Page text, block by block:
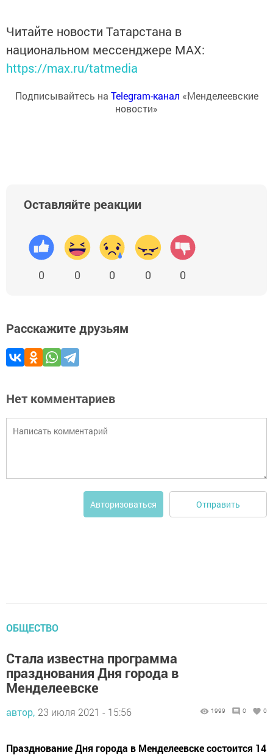
Читайте новости Татарстана в
национальном мессенджере MАХ:
https://max.ru/tatmedia
Подписывайтесь на Telegram-канал «Менделеевские
новости»
Оставляйте реакции
0 0 0 0 0
Расскажите друзьям
Нет комментариев
Авторизоваться Отправить
ОБЩЕСТВО
Стала известна программа
празднования Дня города в
Менделеевске
автор, 23 июля 2021 - 15:56 1999 0 0
Празднование Дня города в Менделеевске состоится 14